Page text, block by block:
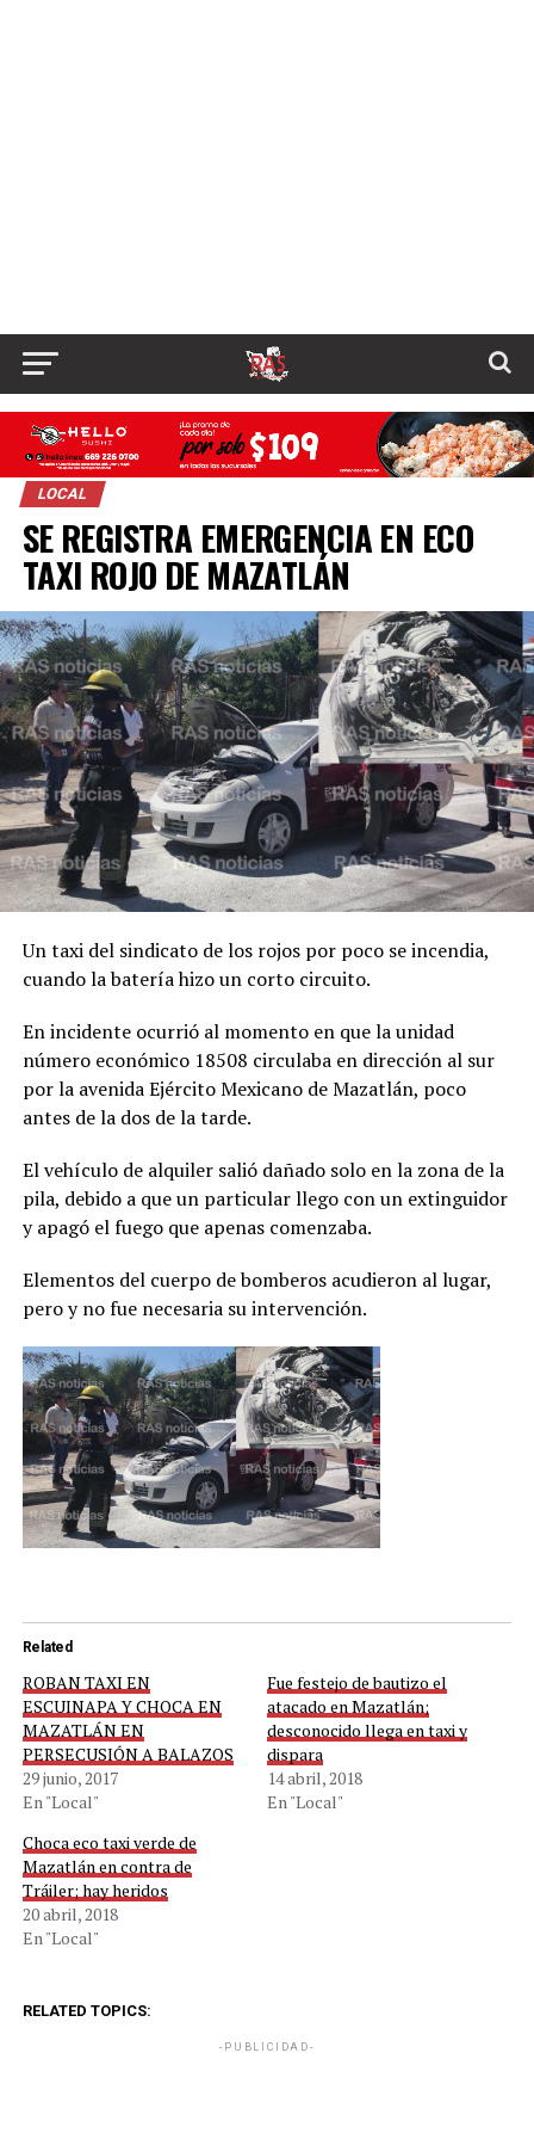
LOCAL
SE REGISTRA EMERGENCIA EN ECO
TAXI ROJO DE MAZATLÁN
Un taxi del sindicato de los rojos por poco se incendia,
cuando la batería hizo un corto circuito.
En incidente ocurrió al momento en que la unidad
número económico 18508 circulaba en dirección al sur
por la avenida Ejército Mexicano de Mazatlán, poco
antes de la dos de la tarde.
El vehículo de alquiler salió dañado solo en la zona de la
pila, debido a que un particular llego con un extinguidor
y apagó el fuego que apenas comenzaba.
Elementos del cuerpo de bomberos acudieron al lugar,
pero y no fue necesaria su intervención.
Related
ROBAN TAXI EN
ESCUINAPA Y CHOCA EN
MAZATLÁN EN
PERSECUSIÓN A BALAZOS
29 junio, 2017
En "Local"
Fue festejo de bautizo el
atacado en Mazatlán;
desconocido llega en taxi y
dispara
14 abril, 2018
En "Local"
Choca eco taxi verde de
Mazatlán en contra de
Tráiler; hay heridos
20 abril, 2018
En "Local"
RELATED TOPICS:
-PUBLICIDAD-